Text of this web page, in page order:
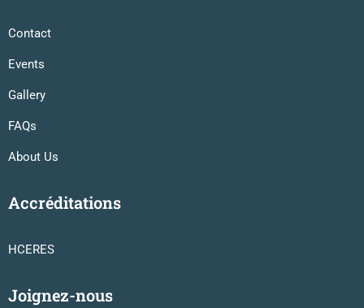
Contact
Events
Gallery
FAQs
About Us
Accréditations
HCERES
Joignez-nous